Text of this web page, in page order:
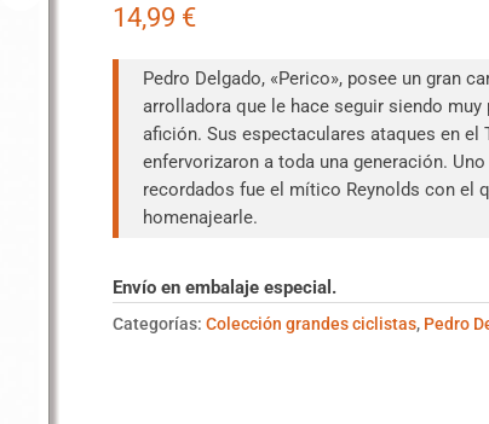
14,99 €
Pedro Delgado, «Perico», posee un gran
arrolladora que le hace seguir siendo
afición. Sus espectaculares ataques en el
enfervorizaron a toda una generación.
recordados fue el mítico Reynolds con el
homenajearle.
Envío en embalaje especial.
Categorías: Colección grandes ciclistas, Pedro